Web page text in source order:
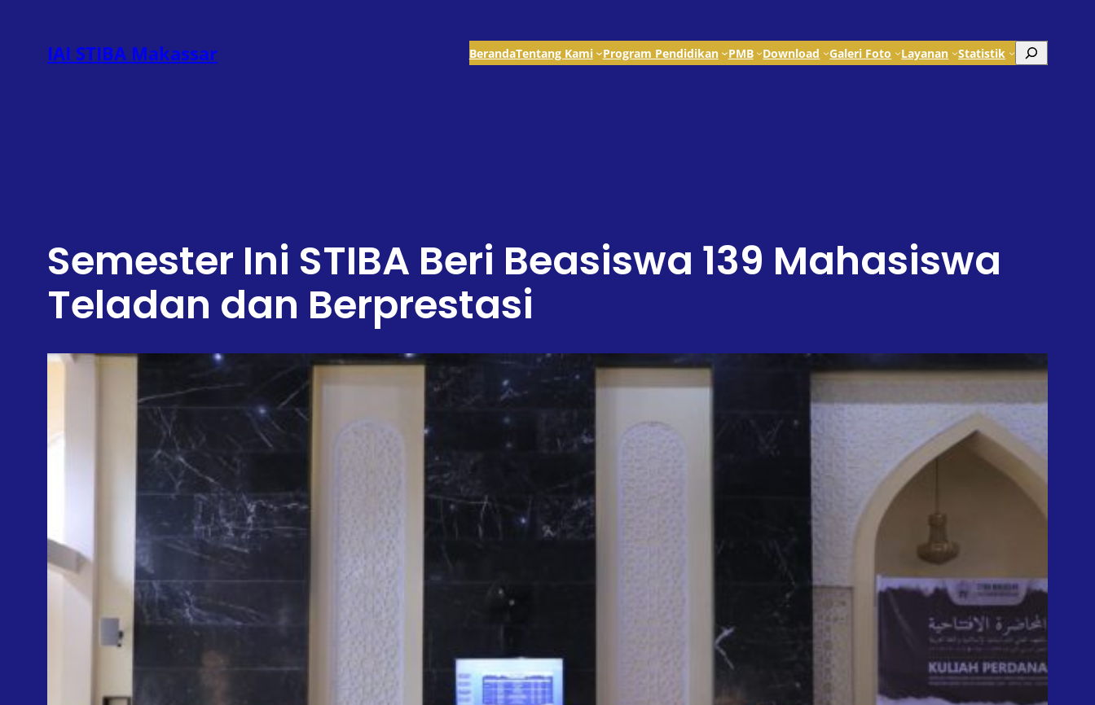
konten
IAI STIBA Makassar BerandaTentang Kami Program Pendidikan PMB Download Galeri Foto Layanan Statistik Search
Semester Ini STIBA Beri Beasiswa 139 Mahasiswa
Teladan dan Berprestasi